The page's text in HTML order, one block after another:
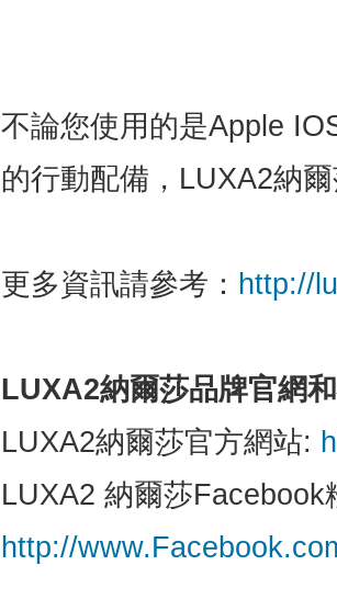
不論您使用的是Apple
的行動配備，LUXA2納
更多資訊請參考： http://
LUXA2納爾莎品牌官網
LUXA2納爾莎官方網站:
LUXA2 納爾莎Facebook
http://